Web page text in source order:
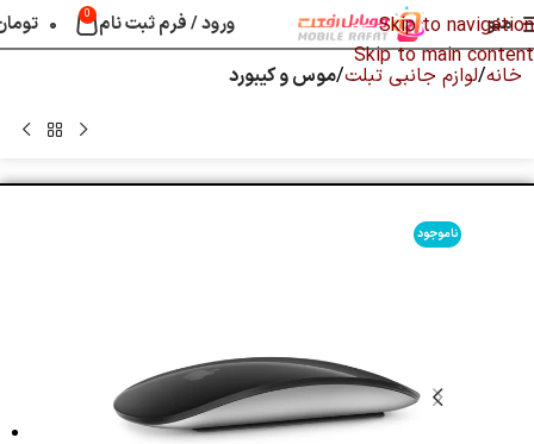
Skip to navigation
Skip to main content
منو ورود / فرم ثبت نام 0 ۰
خانه لوازم جانبی تبلت موس و کیبورد
ناموجود